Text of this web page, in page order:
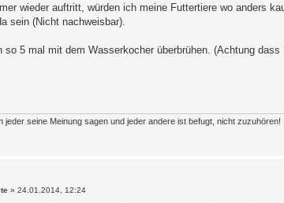
wieder auftritt, würden ich meine Futtertiere wo anders
sein (Nicht nachweisbar).
so 5 mal mit dem Wasserkocher überbrühen. (Achtung
jeder seine Meinung sagen und jeder andere ist befugt, nicht zuzuhören!
»24.01.2014, 12:24